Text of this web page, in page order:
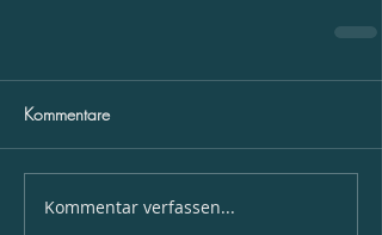
Kommentare
Kommentar verfassen...